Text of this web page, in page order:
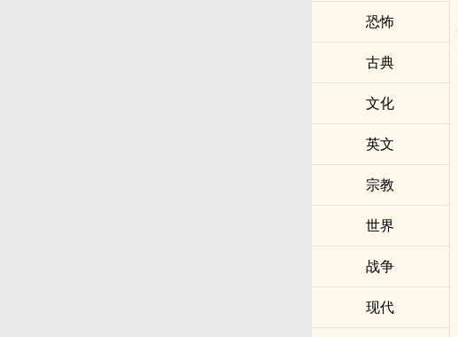
恐怖
古典
文化
英文
宗教
世界
战争
现代